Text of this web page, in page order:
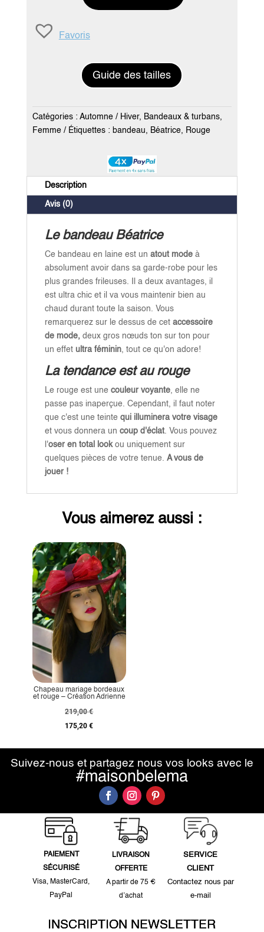
Béatrice
rouge
Favoris
Guide des tailles
Catégories : Automne / Hiver, Bandeaux & turbans,
Femme
Étiquettes : bandeau, Béatrice, Rouge
Description
Avis (0)
Le bandeau Béatrice
Ce bandeau en laine est un atout modeà
absolument avoir dans sa garde-robe pour les
plus grandes frileuses. Il a deux avantages, il
est ultra chic et il va vous maintenir bien au
chaud durant toute la saison. Vous
remarquerez sur le dessus de cetaccessoire
de mode, deux gros nœuds ton sur ton pour
un effet ultra féminin, tout ce qu'on adore!
La tendance est au rouge
Le rouge est une couleur voyante, elle ne
passe pas inaperçue. Cependant, il faut noter
que c'est une teinte qui illuminera votre visage
et vous donnera un coup d'éclat. Vous pouvez
l'oser en total lookou uniquement sur
quelques pièces de votre tenue. A vous de
jouer !
Vous aimerez aussi :
Chapeau mariage bordeaux
et rouge – Création Adrienne
219,00€
175,20€
Suivez-nous et partagez nous vos looks avec le
#maisonbelema
PAIEMENT
SÉCURISÉ
Visa, MasterCard,
PayPal
LIVRAISON
OFFERTE
A partir de 75 €
d’achat
SERVICE
CLIENT
Contactez nous par
e-mail
INSCRIPTION NEWSLETTER